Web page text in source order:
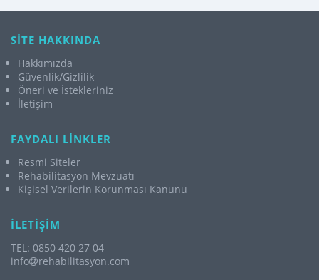
SİTE HAKKINDA
Hakkımızda
Güvenlik/Gizlilik
Öneri ve İstekleriniz
İletişim
FAYDALI LİNKLER
Resmi Siteler
Rehabilitasyon Mevzuatı
Kişisel Verilerin Korunması Kanunu
İLETİŞİM
TEL: 0850 420 27 04
info
rehabilitasyon.com